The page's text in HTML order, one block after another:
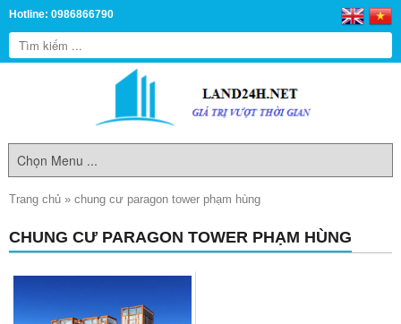
Hotline: 0986866790
Trang chủ » chung cư paragon tower phạm hùng
CHUNG CƯ PARAGON TOWER PHẠM HÙNG